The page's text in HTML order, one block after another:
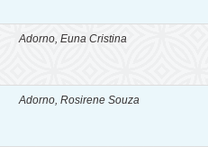
Adorno, Euna Cristina
Adorno, Rosirene Souza